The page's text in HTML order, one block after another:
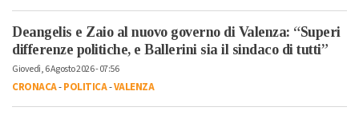
Deangelis e Zaio al nuovo governo di Valenza: “Superi
differenze politiche, e Ballerini sia il sindaco di tutti”
Giovedì, 6 Agosto 2026 - 07:56
CRONACA-POLITICA-VALENZA